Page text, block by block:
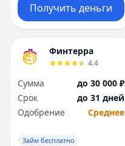
Получить деньги
Финтерра
4.4
Сумма
до 30 000 ₽
Срок
до 31 дней
Одобрение
Среднее
Займ бесплатно